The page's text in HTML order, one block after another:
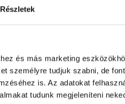
Részletek
és más marketing
személyre tudjuk szabni, de
is. Az adatokat
tudunk megjeleníteni
nem látott